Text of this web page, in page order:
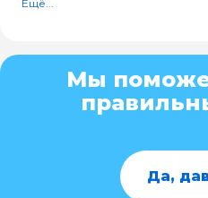
Ещё...
Мы
Да,